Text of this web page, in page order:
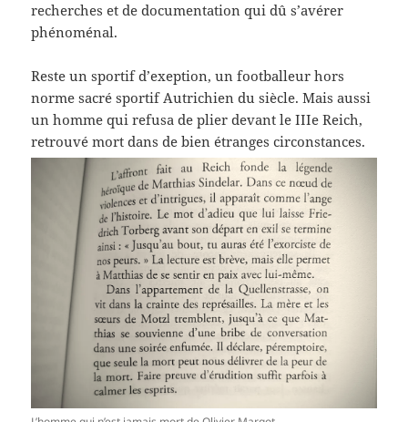
recherches et de documentation qui dû s’avérer
phénoménal.
Reste un sportif d’exeption, un footballeur hors
norme sacré sportif Autrichien du siècle. Mais aussi
un homme qui refusa de plier devant le IIIe Reich,
retrouvé mort dans de bien étranges circonstances.